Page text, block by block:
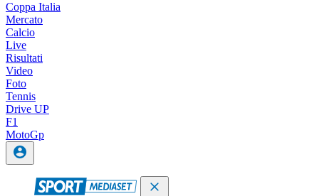
Coppa Italia
Mercato
Calcio
Live
Risultati
Video
Foto
Tennis
Drive UP
F1
MotoGp